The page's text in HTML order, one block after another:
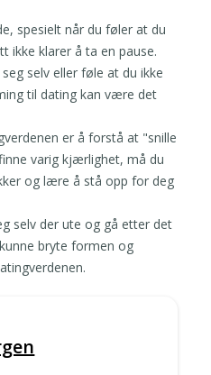
spesielt når du føler at du
ikke klarer å ta en pause.
selv eller føle at du ikke
til dating kan være det
er å forstå at "snille
varig kjærlighet, må du
og lære å stå opp for deg
selv der ute og gå etter det
bryte formen og